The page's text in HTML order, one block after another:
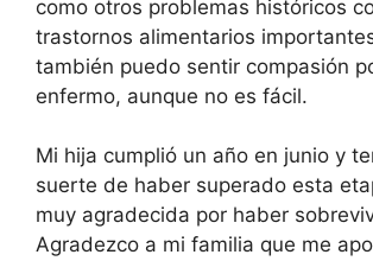
como otros problemas históricos
trastornos alimentarios
también puedo sentir compasión
enfermo, aunque no es fácil.
Mi hija cumplió un año en junio y
suerte de haber superado esta
muy agradecida por haber
Agradezco a mi familia que me